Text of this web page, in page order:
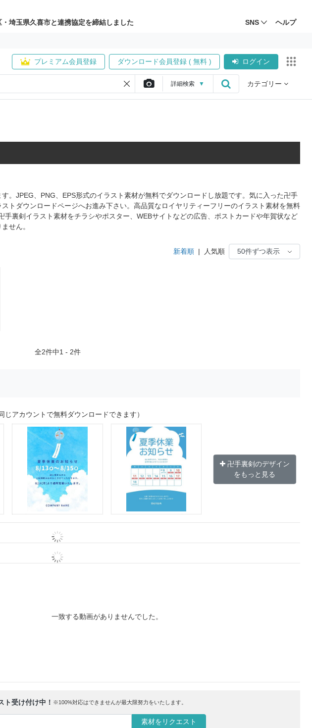
埼玉県久喜市と連携協定を締結しました SNS ヘルプ
プレミアム会員登録 ダウンロード会員登録 ( 無料 ) ログイン
詳細検索 ▼ カテゴリー
。JPEG、PNG、EPS形式のイラスト素材が無料でダウンロードし放題です。気に入った卍手
トダウンロードページへお進み下さい。高品質なロイヤリティーフリーのイラスト素材を無料
裏剣イラスト素材をチラシやポスター、WEBサイトなどの広告、ポストカードや年賀状など
せん。
新着順 | 人気順
全2件中1 - 2件
同じアカウントで無料ダウンロードできます）
卍手裏剣のデザイン
をもっと見る
一致する動画がありませんでした。
ト受け付け中！ ※100%対応はできませんが最大限努力をいたします。
素材をリクエスト